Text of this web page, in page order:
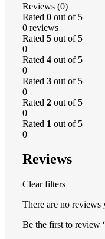
Reviews (0)
Rated 0 out of 5
0 reviews
Rated 5 out of 5
0
Rated 4 out of 5
0
Rated 3 out of 5
0
Rated 2 out of 5
0
Rated 1 out of 5
0
Reviews
Clear filters
There are no reviews
Be the first to review